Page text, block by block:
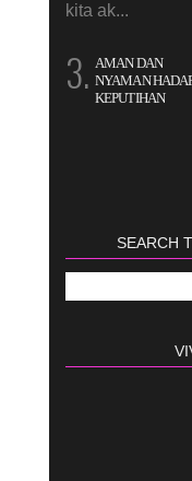
kita ak...
AMAN DAN
NYAMAN
KEPUTIHAN
SEARCH